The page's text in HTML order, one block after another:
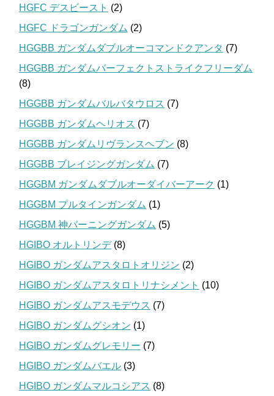
HGFC デスビースト (2)
HGFC ドラゴンガンダム (2)
HGGBB ガンダムダブルオーコマンドクアンタ (7)
HGGBB ガンダムパーフェクトストライクフリーダム
(8)
HGGBB ガンダムバルバタウロス (7)
HGGBB ガンダムヘリオス (7)
HGGBB ガンダムリヴランスヘブン (8)
HGGBB ブレイジングガンダム (7)
HGGBM ガンダムダブルオーダイバーアーク (1)
HGGBM プルタインガンダム (1)
HGGBM 神バーニングガンダム (5)
HGIBO オルトリンデ(8)
HGIBO ガンダムアスタロトオリジン (2)
HGIBO ガンダムアスタロトリナシメント (10)
HGIBO ガンダムアスモデウス (7)
HGIBO ガンダムグシオン (1)
HGIBO ガンダムグレモリー (7)
HGIBO ガンダムバエル (3)
HGIBO ガンダムマルコシアス (8)